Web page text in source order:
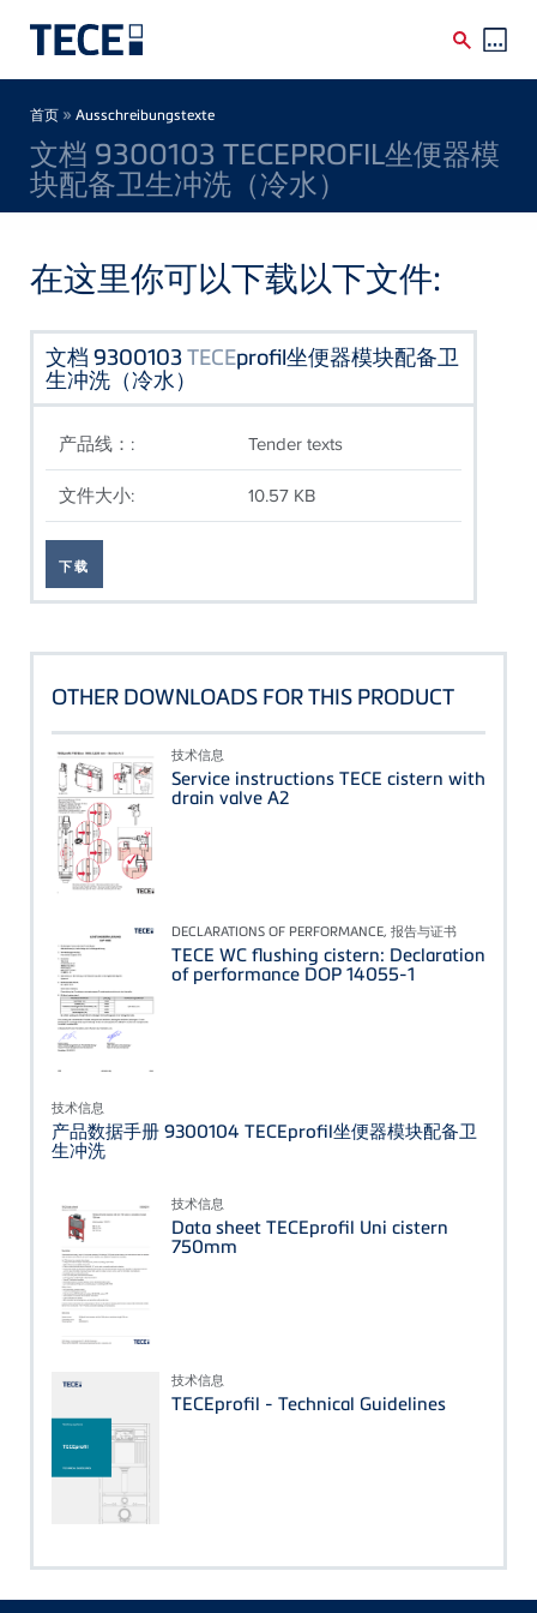
Breadcrumb
首页 » Ausschreibungstexte
文档 9300103 TECEPROFIL坐便器模
块配备卫生冲洗（冷水）
在这里你可以下载以下文件:
文档 9300103TECEprofil坐便器模块配备卫
生冲洗（冷水）
产品线：: Tender texts
文件大小: 10.57 KB
下载
OTHER DOWNLOADS FOR THIS PRODUCT
技术信息
Service instructions TECE cistern with
drain valve A2
DECLARATIONS OF PERFORMANCE, 报告与证书
TECE WC flushing cistern: Declaration
of performance DOP 14055-1
技术信息
产品数据手册 9300104 TECEprofil坐便器模块配备卫
生冲洗
技术信息
Data sheet TECEprofil Uni cistern
750mm
技术信息
TECEprofil - Technical Guidelines